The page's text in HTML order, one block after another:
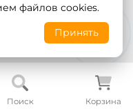
Поиск Корзина
файлов cookies.
Принять